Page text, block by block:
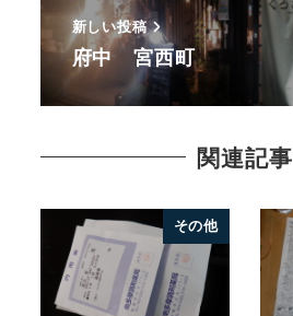
新しい投稿
府中 宮西町
関連記事
その他